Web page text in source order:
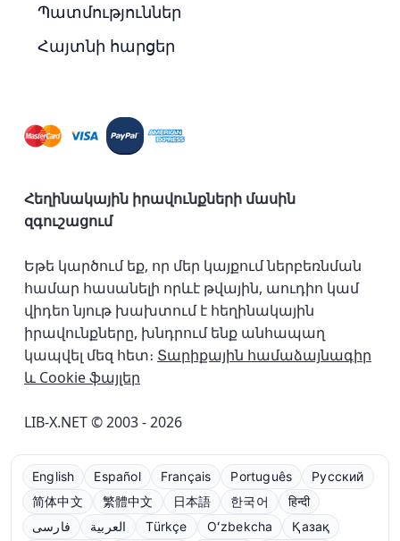
Պատմություններ
Հայտնի հարցեր
Հեղինակային իրավունքների մասին
զգուշացում
Եթե կարծում եք, որ մեր կայքում ներբեռնման
համար հասանելի որևէ թվային, աուդիո կամ
վիդեո նյութ խախտում է հեղինակային
իրավունքները, խնդրում ենք անհապաղ
կապվել մեզ հետ։ Տարիքային համաձայնագիր
և Cookie ֆայլեր
LIB-X.NET © 2003 - 2026
English Español Français Português
Русский
简体中文
繁體中文 日本語 한국어
हिन्दी
فارسی
العربية Türkçe Oʻzbekcha Қазақ